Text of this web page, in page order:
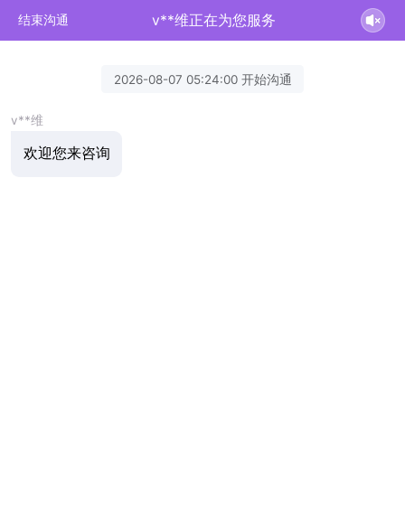
结束沟通 v**维正在为您服务
2026-08-07 05:24:00 开始沟通
v**维
欢迎您来咨询